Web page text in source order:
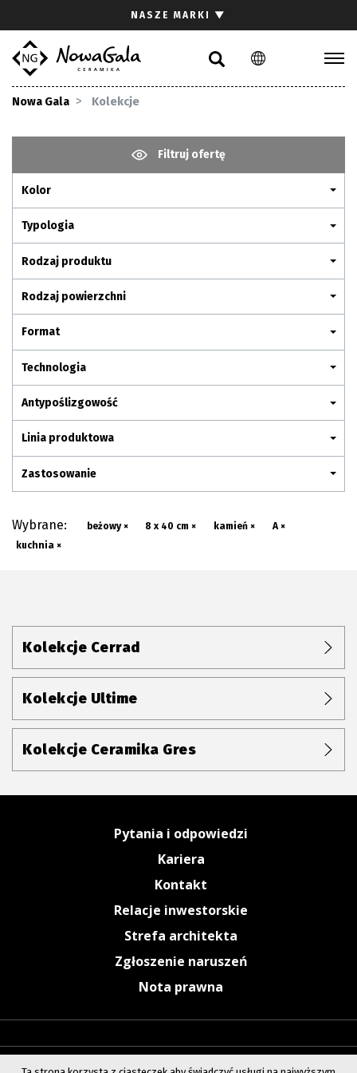
PL EN
NASZE MARKI ▼
Nowa Gala Kolekcje
Filtruj ofertę
Kolor
Typologia
Rodzaj produktu
Rodzaj powierzchni
Format
Technologia
Antypoślizgowość
Linia produktowa
Zastosowanie
Wybrane: beżowy × 8 x 40 cm × kamień ×
A ×
kuchnia ×
Kolekcje Cerrad
Kolekcje Ultime
Kolekcje Ceramika Gres
Pytania i odpowiedzi
Kariera
Kontakt
Relacje inwestorskie
Strefa architekta
Zgłoszenie naruszeń
Nota prawna
Gdzie kupić
Pliki do pobrania
Pytania i odpowiedzi
Kariera
Kontakt
Komunikacja z akcjonariuszami